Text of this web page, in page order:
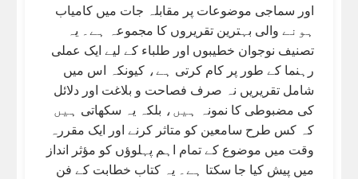
اور سماجی موضوعات پر مقابلہ جات میں کامیاب
ہونے والی بہترین تقریروں کا مجموعہ ہے۔ یہ
تصنیف نوجوان خطیبوں اور طلباء کے لیے ایک عملی
رہنما کے طور پر کام کرتی ہے، کیونکہ اس میں
شامل تقریریں نہ صرف فصاحت و بلاغت اور دلائل
کی مضبوطی کا نمونہ ہیں، بلکہ یہ سکھاتی ہیں
کہ کس طرح سامعین کو متاثر کرنے اور ایک مقررہ
وقت میں موضوع کے تمام اہم پہلوؤں کو مؤثر انداز
میں پیش کیا جا سکتا ہے۔ یہ کتاب خطابت کے فن